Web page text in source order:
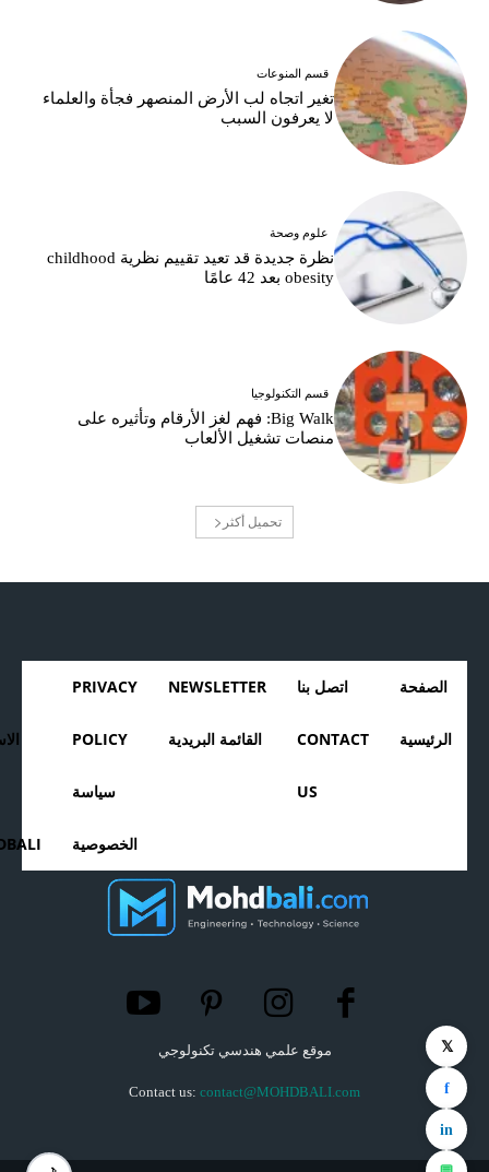
قسم المنوعات
تغير اتجاه لب الأرض المنصهر فجأة والعلماء
لا يعرفون السبب
علوم وصحة
نظرة جديدة قد تعيد تقييم نظرية childhood
obesity بعد 42 عامًا
قسم التكنولوجيا
Big Walk: فهم لغز الأرقام وتأثيره على
منصات تشغيل الألعاب
تحميل أكثر
الصفحة
الرئيسية
اتصل بنا
CONTACT
US
NEWSLETTER
القائمة البريدية
PRIVACY
POLICY
سياسة
الخصوصية
موقع علمي هندسي تكنولوجي
Contact us: contact@MOHDBALI.com
𝕏
f
in